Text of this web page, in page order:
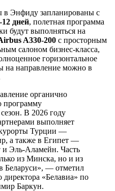
в Энфиду запланированы с
12 дней, полетная программа
будут выполняться на
A330-200 с просторным
салоном бизнес-класса,
горизонтальное
на направление можно в
органично
программу
В 2026 году
выполняет
курорты Турции —
а также в Египет —
Эль-Аламейн. Часть
из Минска, но и из
Беларуси», — отметил
директора «Белавиа» по
Баркун.